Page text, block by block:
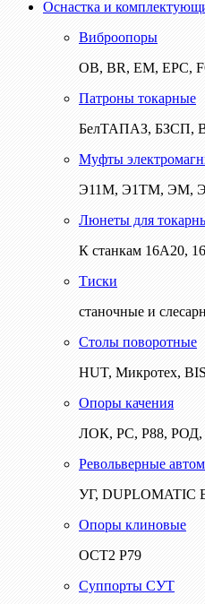
Оснастка и
Виброопоры
ОВ, BR, EM, EPC,
Патроны токарные
БелТАПАЗ, БЗСП,
Муфты
Э11М, Э1ТМ, ЭМ,
Люнеты для
К станкам 16А20,
Тиски
станочные и
Столы поворотные
HUT, Микротех,
Опоры качения
ЛОК, РС, Р88,
Револьверные
УГ, DUPLOMATIC
Опоры клиновые
ОСТ2 Р79
Суппорты СУТ